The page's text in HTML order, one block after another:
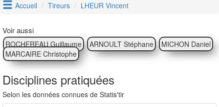
Accueil Tireurs LHEUR Vincent
Voir aussi
ROCHEREAU Guillaume ARNOULT Stéphane
MICHON Daniel
MARCAIRE Christophe
Disciplines pratiquées
Selon les données connues de Statis'tir